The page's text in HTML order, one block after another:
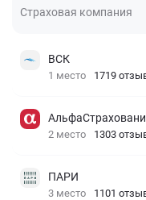
Страховая компания
ВСК
1 место 1719
2 место 1303
ПАРИ
3 место 1101